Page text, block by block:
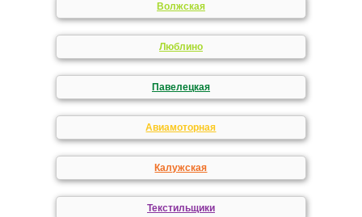
Волжская
Люблино
Павелецкая
Авиамоторная
Калужская
Текстильщики